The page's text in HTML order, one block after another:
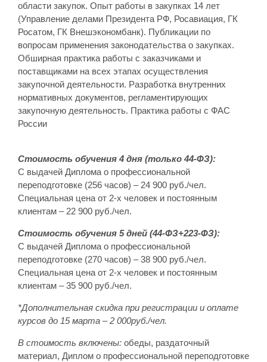
области закупок. Опыт работы в закупках 14 лет
(Управление делами Президента РФ, Росавиация, ГК
Росатом, ГК Внешэкономбанк). Публикации по
вопросам применения законодательства о закупках.
Обширная практика работы с заказчиками и
поставщиками на всех этапах осуществления
закупочной деятельности. Разработка внутренних
нормативных документов, регламентирующих
закупочную деятельность. Практика работы с ФАС
России
Стоимость обучения 4 дня (только 44-ФЗ):
С выдачей Диплома о профессиональной
переподготовке (256 часов) – 24 900 руб./чел.
Специальная цена от 2-х человек и постоянным
клиентам – 22 900 руб./чел.
Стоимость обучения 5 дней (44-ФЗ+223-ФЗ):
С выдачей Диплома о профессиональной
переподготовке (270 часов) – 38 900 руб./чел.
Специальная цена от 2-х человек и постоянным
клиентам – 35 900 руб./чел.
*Дополнительная скидка при регистрации и оплате
курсов до 15 марта – 2 000руб./чел.
В стоимость включены: обеды, раздаточный
материал, Диплом о профессиональной переподготовке